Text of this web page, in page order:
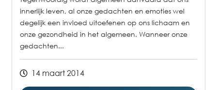
innerlijk leven, al onze gedachten en emoties wel
degelijk een invloed uitoefenen op ons lichaam en
onze gezondheid in het algemeen. Wanneer onze
gedachten...
14 maart 2014